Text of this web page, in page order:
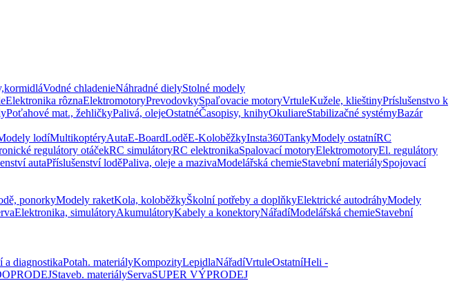
Vodné chladenieNáhradné dielyStolné modely
Elektronika rôznaElektromotoryPrevodovkySpaľovacie motoryVrtuleKužele, klieštinyPríslušenstvo k
Poťahové mat., žehličkyPalivá, olejeOstatnéČasopisy, knihyOkuliareStabilizačné systémyBazár
lodíMultikoptéryAutaE-BoardLoděE-KoloběžkyInsta360TankyModely ostatníRC
regulátory otáčekRC simulátoryRC elektronikaSpalovací motoryElektromotoryEl. regulátory
autaPříslušenství loděPaliva, oleje a mazivaModelářská chemieStavební materiálySpojovací
ponorkyModely raketKola, koloběžkyŠkolní potřeby a doplňkyElektrické autodráhyModely
Elektronika, simulátoryAkumulátoryKabely a konektoryNářadíModelářská chemieStavební
a diagnostikaPotah. materiályKompozityLepidlaNářadíVrtuleOstatníHeli -
Staveb. materiályServaSUPER VÝPRODEJ